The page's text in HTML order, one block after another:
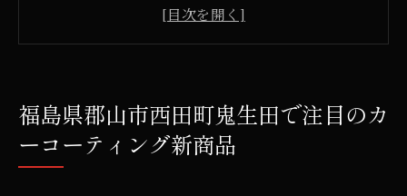
の魅力
カーコーティング新商品のおすすめ活用シ
福島県郡山市西田町鬼生田で注目のカ
ーコーティング新商品